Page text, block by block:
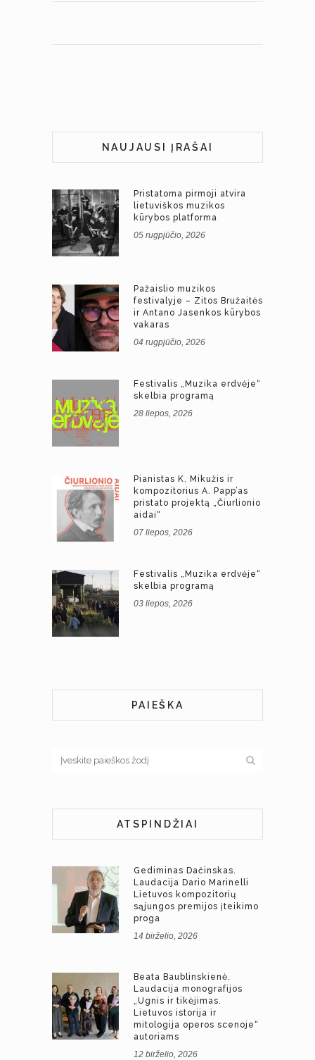
NAUJAUSI ĮRAŠAI
Pristatoma pirmoji atvira
lietuviškos muzikos
kūrybos platforma
05 rugpjūčio, 2026
Pažaislio muzikos
festivalyje – Zitos Bružaitės
ir Antano Jasenkos kūrybos
vakaras
04 rugpjūčio, 2026
Festivalis „Muzika erdvėje“
skelbia programą
28 liepos, 2026
Pianistas K. Mikužis ir
kompozitorius A. Papp’as
pristato projektą „Čiurlionio
aidai“
07 liepos, 2026
Festivalis „Muzika erdvėje“
skelbia programą
03 liepos, 2026
PAIEŠKA
ATSPINDŽIAI
Gediminas Dačinskas.
Laudacija Dario Marinelli
Lietuvos kompozitorių
sąjungos premijos įteikimo
proga
14 birželio, 2026
Beata Baublinskienė.
Laudacija monografijos
„Ugnis ir tikėjimas.
Lietuvos istorija ir
mitologija operos scenoje“
autoriams
12 birželio, 2026